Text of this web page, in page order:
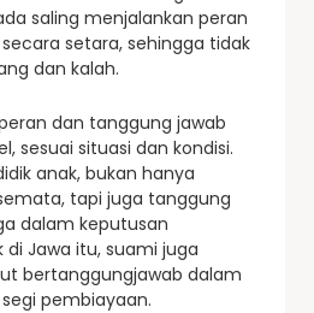
saling menjalankan peran
setara, sehingga tidak
dan kalah.
dan tanggung jawab
sesuai situasi dan kondisi.
anak, bukan hanya
tapi juga tanggung
dalam keputusan
Jawa itu, suami juga
bertanggungjawab dalam
pembiayaan.